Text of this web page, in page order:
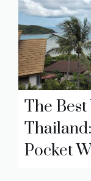
The
Pocket